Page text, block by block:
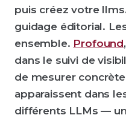
puis créez votre
guidage éditorial.
ensemble. Profound
dans le suivi de
de mesurer
apparaissent dans
différents LLMs —